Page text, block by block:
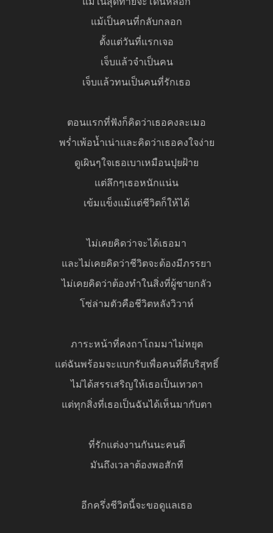
แม้ในสุดท้ายจะโดนหลอก
แม้เป็นคนที่กลับกลอก
ตั้งแต่วันที่แรกเจอ
เจ็บแล้วจำเป็นคน
เจ็บแล้วทนเป็นคนที่รักเธอ
ตอนแรกที่ฟังก็คิดว่าเธอคงละเมอ
พร่ำเพ้อน้ำเน่าและคิดว่าเธอคงใจง่าย
ดูเผินๆใจเธอเบาเหมือนปุยฝ้าย
แต่ลึกๆเธอหนักแน่น
เข้มแข็งแม้แต่ชีวิตก็ให้ได้
ไม่เคยคิดว่าจะได้เธอมา
และไม่เคยคิดว่าชีวิตจะต้องมีภรรยา
ไม่เคยคิดว่าต้องทำในสิ่งที่ผู้ชายกลัว
โซ่ล่ามตัวคือชีวิตหลังวิวาห์
ภาระหน้าที่คงถาโถมมาไม่หยุด
แต่ฉันพร้อมจะแบกรับเพื่อคนที่ดีบริสุทธิ์
ไม่ได้สรรเสริญให้เธอเป็นเทวดา
แต่ทุกสิ่งที่เธอเป็นฉันได้เห็นมากับตา
ที่รักแต่งงานกันนะคนดี
มันถึงเวลาต้องพอสักที
อีกครึ่งชีวิตนี้จะขอดูแลเธอ